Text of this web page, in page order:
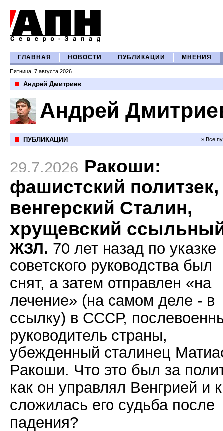
ГЛАВНАЯ НОВОСТИ ПУБЛИКАЦИИ МНЕНИЯ
Пятница, 7 августа 2026
Андрей Дмитриев
Андрей
ПУБЛИКАЦИИ » Все
29.7.2026 Ракоши:
фашистский политзек,
венгерский Сталин,
хрущевский
ЖЗЛ. 70 лет назад по указке
советского руководства был
снят, а затем отправлен «на
лечение» (на самом деле - в
ссылку) в СССР,
руководитель страны,
убежденный сталинец
Ракоши. Что это был за
как он управлял Венгрией и
сложилась его судьба после
падения?